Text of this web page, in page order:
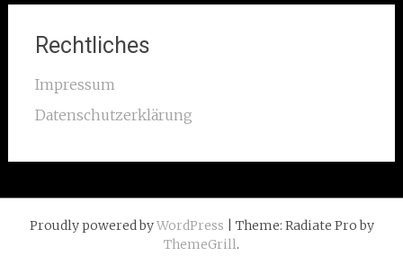
Rechtliches
Impressum
Datenschutzerklärung
Proudly powered byWordPress | Theme: Radiate Pro by
ThemeGrill.